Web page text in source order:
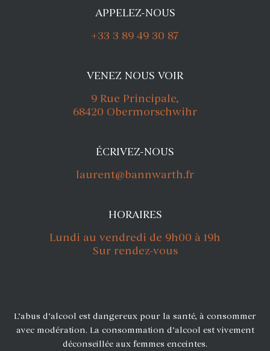
APPELEZ-NOUS
+33 3 89 49 30 87
VENEZ NOUS VOIR
9 Rue Principale,
68420 Obermorschwihr
ÉCRIVEZ-NOUS
laurent@bannwarth.fr
HORAIRES
Lundi au vendredi de 9h00 à 19h
Sur rendez-vous
L’abus d’alcool est dangereux pour la santé, à consommer
avec modération. La consommation d’alcool est vivement
déconseillée aux femmes enceintes.